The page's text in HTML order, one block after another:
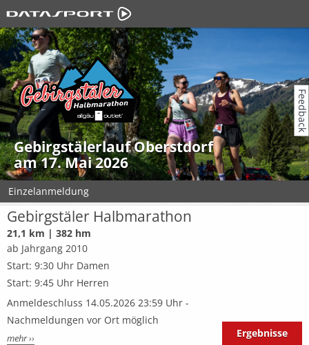
Gebirgstälerlauf Oberstdorf
am 17. Mai 2026
Einzelanmeldung
Gebirgstäler Halbmarathon
21,1 km | 382 hm
ab Jahrgang 2010
Start: 9:30 Uhr Damen
Start: 9:45 Uhr Herren
Anmeldeschluss 14.05.2026 23:59 Uhr -
Nachmeldungen vor Ort möglich
mehr ›› Ergebnisse
Feedback